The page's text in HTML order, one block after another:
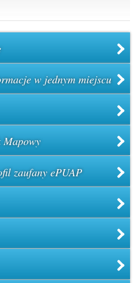
w jednym miejscu
Mapowy
zaufany ePUAP